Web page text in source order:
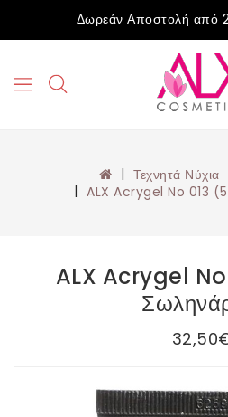
Δωρεάν Αποστολή από
Τεχνητά Νύχια
ALX Acrygel No 013
ALX Acrygel